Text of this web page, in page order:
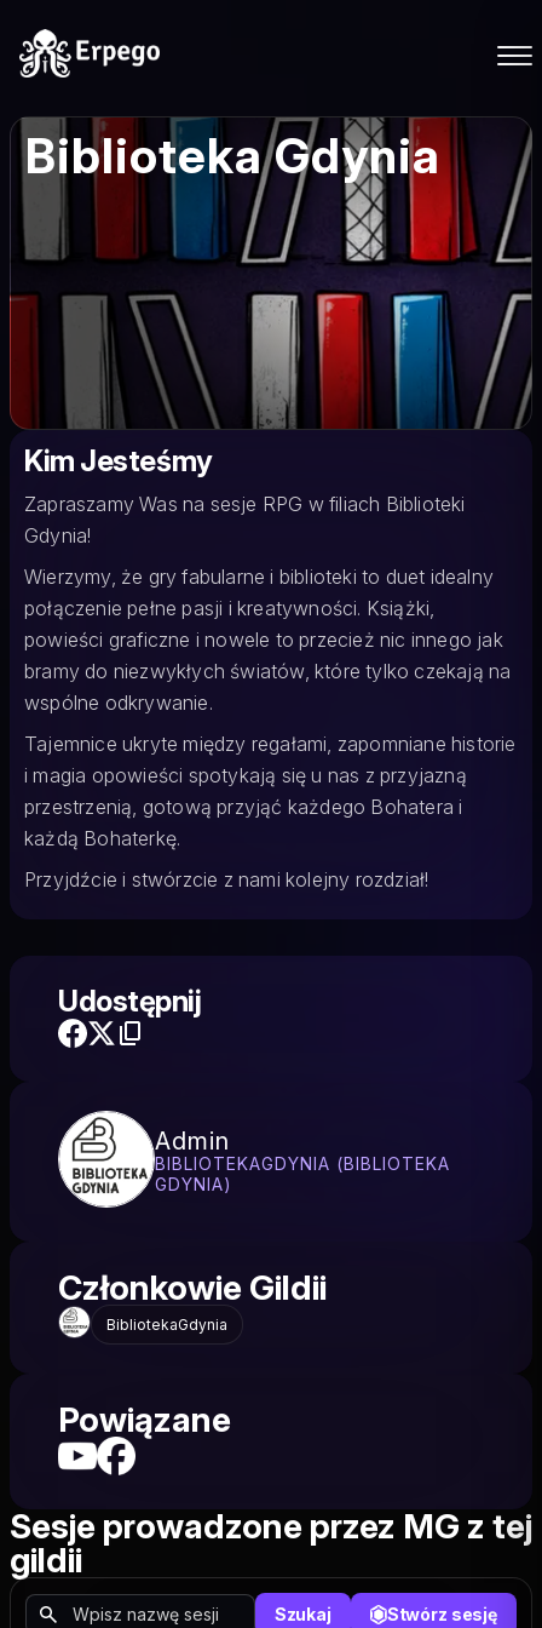
Biblioteka Gdynia
Kim Jesteśmy
Zapraszamy Was na sesje RPG w filiach Biblioteki
Gdynia!
Wierzymy, że gry fabularne i biblioteki to duet idealny
połączenie pełne pasji i kreatywności. Książki,
powieści graficzne i nowele to przecież nic innego jak
bramy do niezwykłych światów, które tylko czekają na
wspólne odkrywanie.
Tajemnice ukryte między regałami, zapomniane historie
i magia opowieści spotykają się u nas z przyjazną
przestrzenią, gotową przyjąć każdego Bohatera i
każdą Bohaterkę.
Przyjdźcie i stwórzcie z nami kolejny rozdział!
Udostępnij
Admin
BIBLIOTEKAGDYNIA (BIBLIOTEKA
GDYNIA)
Członkowie Gildii
BibliotekaGdynia
Powiązane
Sesje prowadzone przez MG z tej
gildii
Szukaj Stwórz sesję